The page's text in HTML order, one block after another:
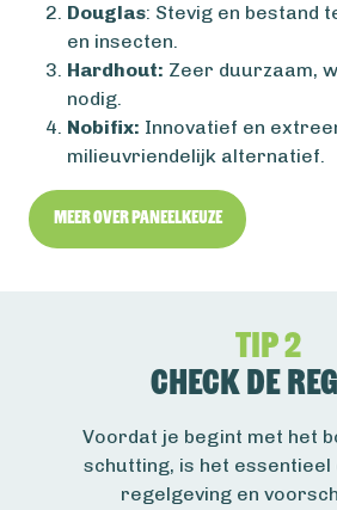
Douglas: Stevig en bestand
en insecten.
Hardhout: Zeer duurzaam,
nodig.
Nobifix: Innovatief en
milieuvriendelijk alternatief.
Meer over paneelkeuze
Tip 2
Check de
Voordat je begint met het
schutting, is het essentieel
regelgeving en